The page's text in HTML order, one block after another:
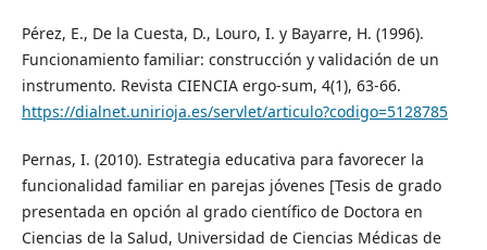
Pérez, E., De la Cuesta, D., Louro, I. y Bayarre, H. (1996).
Funcionamiento familiar: construcción y validación de un
instrumento. Revista CIENCIA ergo-sum, 4(1), 63-66.
https://dialnet.unirioja.es/servlet/articulo?codigo=5128785
Pernas, I. (2010). Estrategia educativa para favorecer la
funcionalidad familiar en parejas jóvenes [Tesis de grado
presentada en opción al grado científico de Doctora en
Ciencias de la Salud, Universidad de Ciencias Médicas de